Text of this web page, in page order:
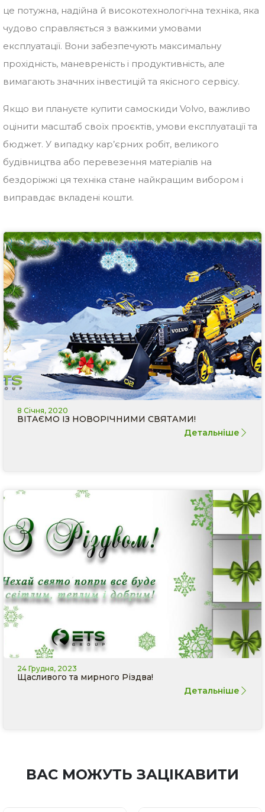
це потужна, надійна й високотехнологічна техніка, яка
чудово справляється з важкими умовами
експлуатації. Вони забезпечують максимальну
прохідність, маневреність і продуктивність, але
вимагають значних інвестицій та якісного сервісу.
Якщо ви плануєте купити самоскиди Volvo, важливо
оцінити масштаб своїх проєктів, умови експлуатації та
бюджет. У випадку кар’єрних робіт, великого
будівництва або перевезення матеріалів на
бездоріжжі ця техніка стане найкращим вибором і
виправдає вкладені кошти.
8 Січня, 2020
ВІТАЄМО ІЗ НОВОРІЧНИМИ СВЯТАМИ!
Детальніше
24 Грудня, 2023
Щасливого та мирного Різдва!
Детальніше
ВАС МОЖУТЬ ЗАЦІКАВИТИ